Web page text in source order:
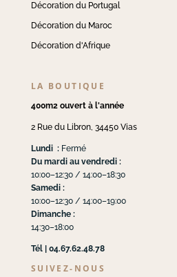
Décoration du Portugal
Décoration du Maroc
Décoration d'Afrique
LA BOUTIQUE
400m2 ouvert à l'année
2 Rue du Libron, 34450 Vias
Lundi :Fermé
Du mardi au vendredi :
10:00–12:30 / 14:00–18:30
Samedi :
10:00–12:30 / 14:00–19:00
Dimanche :
14:30–18:00
Tél | 04.67.62.48.78
SUIVEZ-NOUS